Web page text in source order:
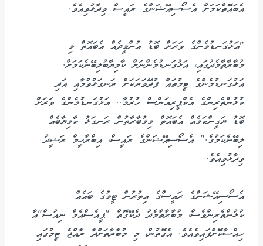
އެބައޮތްކަމަށް އެސޯސިއޭޝަންގެ ރައީސް ވިދާޅުވިއެވެ.
"އަޅުގަނޑުމެންގެ ވަރަށް ބޮޑު އުންމީދެއް އެބައޮތް މި
މުބާރާތާމެދުގައި، އަޅުގަނޑުމެންނަށް ކާމިޔާބުލިބޭނެކަމަށް.
އަޅުގަނޑުމެންގެ ޓީމުތައް ފުދޭވަރަކަށް ރަނގަޅުވުމާއި އަދި
ކުޅުންތެރިންގެ އެކްޕީރިއަންސް ހުރުމާ.. އަޅުގަނޑުމެންގެ ވަރަށް
ބޮޑު ޔަގީންކަމެއް އެބައޮތް މިމުބާރާތުން ރަނގަޅު ކާމިޔާބެއް
ލިބޭނެކަމުގެ." އެސޯސިއޭޝަންގެ ރައީސް، އިބްރާހީމް ރަޝީދު
ވިދާޅުވިއެވެ.
އެސޯސިއޭޝަންގެ ރައީސްގެ އިތުރުން ޓީމުގެ ބައެއް
ކުޅުންތެރިންވެސް، މުބާރާތާމެދު ދެކޭގޮތް "ޕީއެސްއެމް ނިއުސް"އާ
ހިއްސާކޮށްފައިވެއެވެ. އެގޮތުން، މި މުބާރާތަށްދާ ރާއްޖެ ޓީމުގައި